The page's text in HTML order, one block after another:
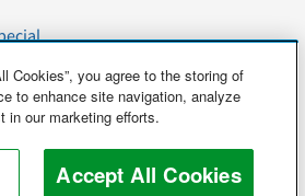
Cookies”, you agree to the storing of
to enhance site navigation, analyze
in our marketing efforts.
Accept All Cookies